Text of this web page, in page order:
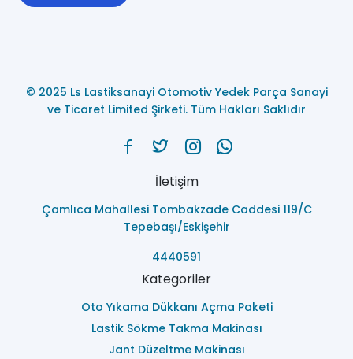
© 2025 Ls Lastiksanayi Otomotiv Yedek Parça Sanayi
ve Ticaret Limited Şirketi. Tüm Hakları Saklıdır
İletişim
Çamlıca Mahallesi Tombakzade Caddesi 119/C
Tepebaşı/Eskişehir
4440591
Kategoriler
Oto Yıkama Dükkanı Açma Paketi
Lastik Sökme Takma Makinası
Jant Düzeltme Makinası